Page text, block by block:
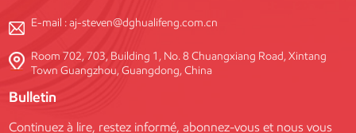
E-mail :aj-steven@dghualifeng.com.cn
Room 702, 703, Building 1, No. 8 Chuangxiang Road, Xintang
Town Guangzhou, Guangdong, China
Bulletin
Continuez à lire, restez informé, abonnez-vous et nous vous